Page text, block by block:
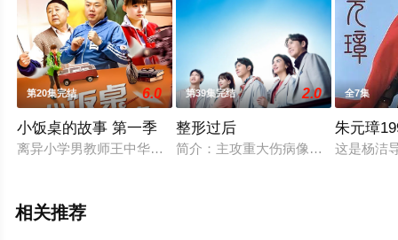
第20集完结 6.0
小饭桌的故事 第一季
离异小学男教师王中华带着女儿王双来到北京吉祥胡同一四合
第39集完结 2.0
整形过后
简介：主攻重大伤病像是大面积烧伤
全7集
朱元璋
这是杨洁
相关推荐